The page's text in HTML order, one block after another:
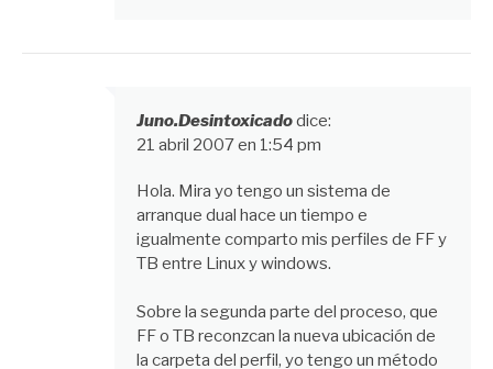
Juno.Desintoxicadodice:
21 abril 2007 en 1:54 pm
Hola. Mira yo tengo un sistema de
arranque dual hace un tiempo e
igualmente comparto mis perfiles de FF y
TB entre Linux y windows.
Sobre la segunda parte del proceso, que
FF o TB reconzcan la nueva ubicación de
la carpeta del perfil, yo tengo un método